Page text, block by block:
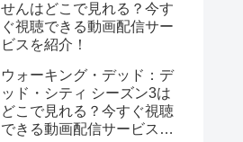
せんはどこで見れる？今す
ぐ視聴できる動画配信サー
ビスを紹介！
ウォーキング・デッド：デ
ッド・シティ シーズン3は
どこで見れる？今すぐ視聴
できる動画配信サービスを